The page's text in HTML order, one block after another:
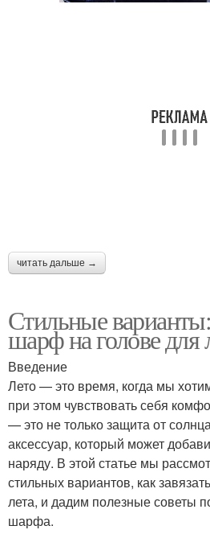
погоды
читать дальше →
Стильные варианты:
шарф на голове для
Введение
Лето — это время, когда мы
при этом чувствовать себя
— это не только защита от
аксессуар, который может
наряду. В этой статье мы
стильных вариантов, как
лета, и дадим полезные советы
шарфа.